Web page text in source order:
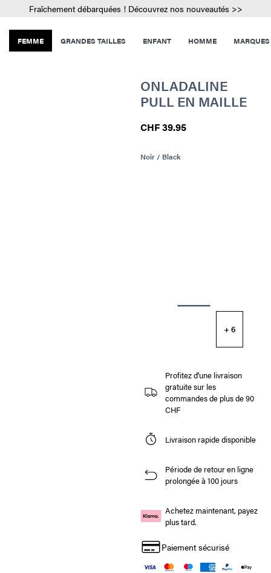
Fraîchement débarquées ! Découvrez nos nouveautés >>
FEMME GRANDES TAILLES ENFANT HOMME MARQUES
ONLADALINE
PULL EN MAILLE
CHF 39.95
Noir / Black
+ 6
Profitez d'une livraison
gratuite sur les
commandes de plus de 90
CHF
Livraison rapide disponible
Période de retour en ligne
prolongée à 100 jours
Achetez maintenant, payez
plus tard.
Paiement sécurisé